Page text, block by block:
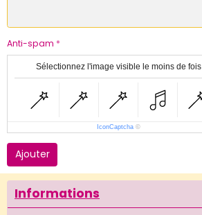
Anti-spam
Sélectionnez l'image visible le moins de fois
IconCaptcha ©
Ajouter
Informations